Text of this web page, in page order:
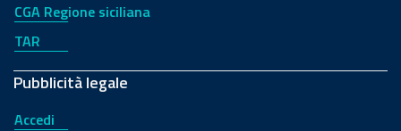
CGA Regione siciliana
TAR
Pubblicità legale
Accedi